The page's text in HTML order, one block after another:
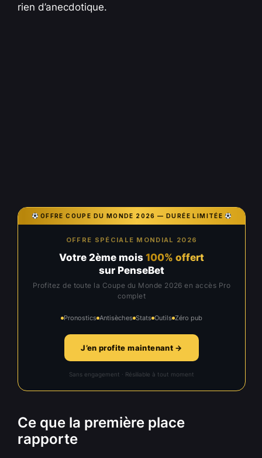
rien d’anecdotique.
OFFRE COUPE DU MONDE 2026 — DURÉE LIMITÉE
OFFRE SPÉCIALE MONDIAL 2026
Votre 2ème mois 100% offert
sur PenseBet
Profitez de toute la Coupe du Monde 2026 en accès Pro
complet
Pronostics Antisèches Stats Outils Zéro pub
J’en profite maintenant →
Sans engagement · Résiliable à tout moment
Ce que la première place
rapporte